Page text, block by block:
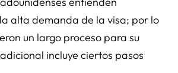
alta demanda de la visa; por lo
un largo proceso para su
incluye ciertos pasos